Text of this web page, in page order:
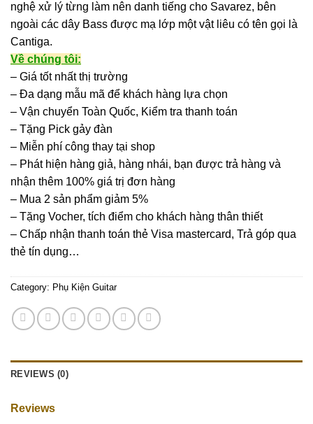
nghệ xử lý từng làm nên danh tiếng cho Savarez, bên
ngoài các dây Bass được mạ lớp một vật liêu có tên gọi là
Cantiga.
Về chúng tôi:
– Giá tốt nhất thị trường
– Đa dạng mẫu mã để khách hàng lựa chọn
– Vận chuyển Toàn Quốc, Kiểm tra thanh toán
– Tặng Pick gảy đàn
– Miễn phí công thay tại shop
– Phát hiện hàng giả, hàng nhái, bạn được trả hàng và
nhận thêm 100% giá trị đơn hàng
– Mua 2 sản phẩm giảm 5%
– Tặng Vocher, tích điểm cho khách hàng thân thiết
– Chấp nhận thanh toán thẻ Visa mastercard, Trả góp qua
thẻ tín dụng…
Category: Phụ Kiện Guitar
REVIEWS (0)
Reviews